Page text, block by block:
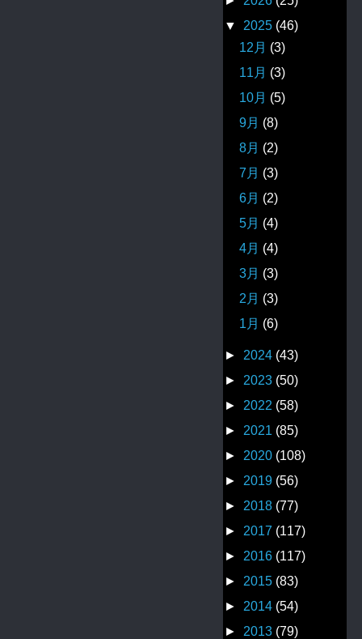
▼ 2025 (46)
12月 (3)
11月 (3)
10月 (5)
9月 (8)
8月 (2)
7月 (3)
6月 (2)
5月 (4)
4月 (4)
3月 (3)
2月 (3)
1月 (6)
► 2024 (43)
► 2023 (50)
► 2022 (58)
► 2021 (85)
► 2020 (108)
► 2019 (56)
► 2018 (77)
► 2017 (117)
► 2016 (117)
► 2015 (83)
► 2014 (54)
► 2013 (79)